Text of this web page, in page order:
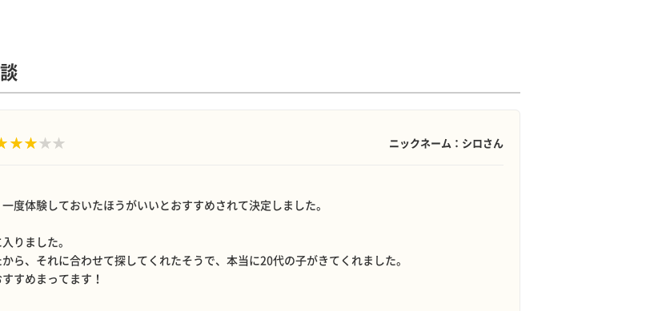
ニックネーム：シロさん
度体験しておいたほうがいいとおすすめされて決定しました。
りました。
ら、それに合わせて探してくれたそうで、本当に20代の子がきてくれました。
すめまってます！